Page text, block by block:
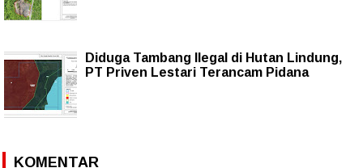
Diduga Tambang Ilegal di Hutan Lindung,
PT Priven Lestari Terancam Pidana
KOMENTAR